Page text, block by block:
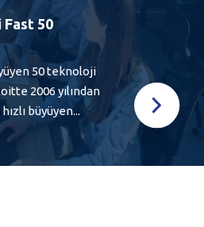
50
50 teknoloji
2006 yılından
büyüyen...